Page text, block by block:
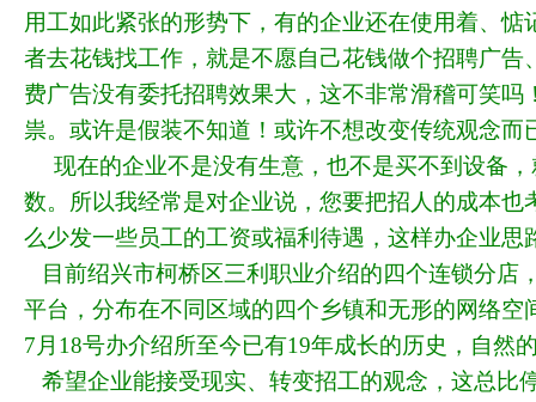
用工如此紧张的形势下，有的企业还在使用着、
者去花钱找工作，就是不愿自己花钱做个招聘广
费广告没有委托招聘效果大，这不非常滑稽可笑
祟。或许是假装不知道！或许不想改变传统观念
现在的企业不是没有生意，也不是买不到设备
数。所以我经常是对企业说，您要把招人的成本
么少发一些员工的工资或福利待遇，这样办企业思
目前绍兴市柯桥区三利职业介绍的四个连锁分店
平台，分布在不同区域的四个乡镇和无形的网络
7月18号办介绍所至今已有19年成长的历史，自然
希望企业能接受现实、转变招工的观念，这总比